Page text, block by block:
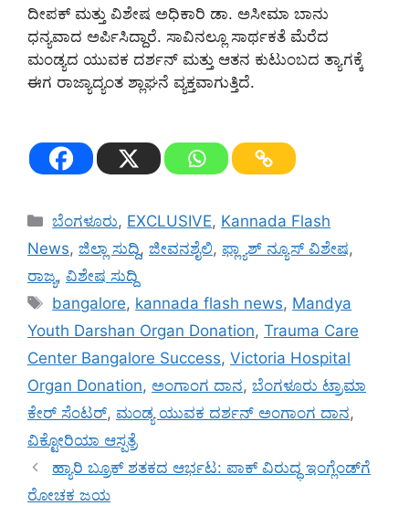
ದೀಪಕ್‌ ಮತ್ತು ವಿಶೇಷ ಅಧಿಕಾರಿ ಡಾ. ಅಸೀಮಾ ಬಾನು
ಧನ್ಯವಾದ ಅರ್ಪಿಸಿದ್ದಾರೆ. ಸಾವಿನಲ್ಲೂ ಸಾರ್ಥಕತೆ ಮೆರೆದ
ಮಂಡ್ಯದ ಯುವಕ ದರ್ಶನ್ ಮತ್ತು ಆತನ ಕುಟುಂಬದ ತ್ಯಾಗಕ್ಕೆ
ಈಗ ರಾಜ್ಯಾದ್ಯಂತ ಶ್ಲಾಘನೆ ವ್ಯಕ್ತವಾಗುತ್ತಿದೆ.
Categories
ಬೆಂಗಳೂರು, EXCLUSIVE, Kannada Flash
News, ಜಿಲ್ಲಾ ಸುದ್ದಿ, ಜೀವನಶೈಲಿ, ಫ್ಲ್ಯಾಶ್ ನ್ಯೂಸ್ ವಿಶೇಷ,
ರಾಜ್ಯ, ವಿಶೇಷ ಸುದ್ದಿ
Tags
bangalore, kannada flash news, Mandya
Youth Darshan Organ Donation, Trauma Care
Center Bangalore Success, Victoria Hospital
Organ Donation, ಅಂಗಾಂಗ ದಾನ, ಬೆಂಗಳೂರು ಟ್ರಾಮಾ
ಕೇರ್ ಸೆಂಟರ್, ಮಂಡ್ಯ ಯುವಕ ದರ್ಶನ್ ಅಂಗಾಂಗ ದಾನ,
ವಿಕ್ಟೋರಿಯಾ ಆಸ್ಪತ್ರೆ
ಹ್ಯಾರಿ ಬ್ರೂಕ್ ಶತಕದ ಆರ್ಭಟ: ಪಾಕ್ ವಿರುದ್ಧ ಇಂಗ್ಲೆಂಡ್‌ಗೆ
ರೋಚಕ ಜಯ